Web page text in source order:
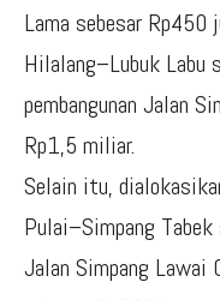
Lama sebesar
Hilalang–Lubuk Labu
pembangunan Jalan
Rp1,5 miliar.
Selain itu,
Pulai–Simpang
Jalan Simpang Lawai